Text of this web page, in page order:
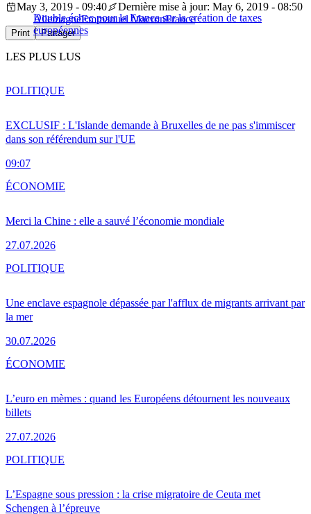
Double échec pour la France sur la création de taxes
européennes
May 3, 2019 - 09:40
Dernière mise à jour: May 6, 2019 - 08:50
AllemagneEmmanuel MacronFrance
Print Partager
LES PLUS LUS
EXCLUSIF : L'Islande demande à Bruxelles de ne pas s'immiscer
dans son référendum sur l'UE
09:07
POLITIQUE
Merci la Chine : elle a sauvé l’économie mondiale
27.07.2026
ÉCONOMIE
Une enclave espagnole dépassée par l'afflux de migrants arrivant par
la mer
30.07.2026
POLITIQUE
L’euro en mèmes : quand les Européens détournent les nouveaux
billets
27.07.2026
ÉCONOMIE
L’Espagne sous pression : la crise migratoire de Ceuta met
Schengen à l’épreuve
POLITIQUE